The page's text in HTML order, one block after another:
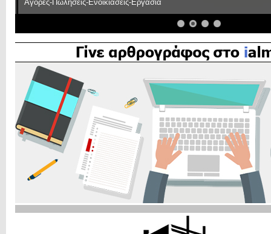
Αγορές-Πωλήσεις-Ενοικιάσεις-Εργασία